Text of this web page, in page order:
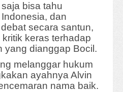
bisa tahu
dan
secara santun,
keras terhadap
yang dianggap Bocil.
melanggar hukum
ayahnya Alvin
nama baik.